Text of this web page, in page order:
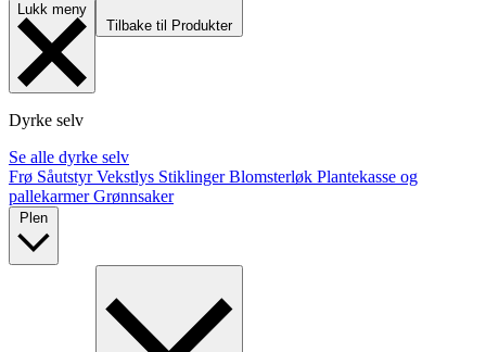
Lukk meny
Tilbake til Produkter
Dyrke selv
Se alle dyrke selv
Frø SåutstyrVekstlys StiklingerBlomsterløk Plantekasse og
pallekarmerGrønnsaker